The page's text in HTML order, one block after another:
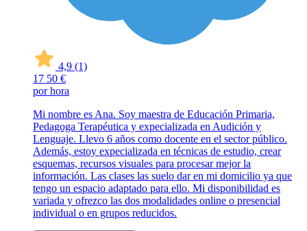
4,9 (1)
17 50 €
por hora
Mi nombre es Ana. Soy maestra de Educación Primaria,
Pedagoga Terapéutica y expecializada en Audición y
Lenguaje. Llevo 6 años como docente en el sector público.
Además, estoy expecializada en técnicas de estudio, crear
esquemas, recursos visuales para procesar mejor la
información. Las clases las suelo dar en mi domicilio ya que
tengo un espacio adaptado para ello. Mi disponibilidad es
variada y ofrezco las dos modalidades online o presencial
individual o en grupos reducidos.